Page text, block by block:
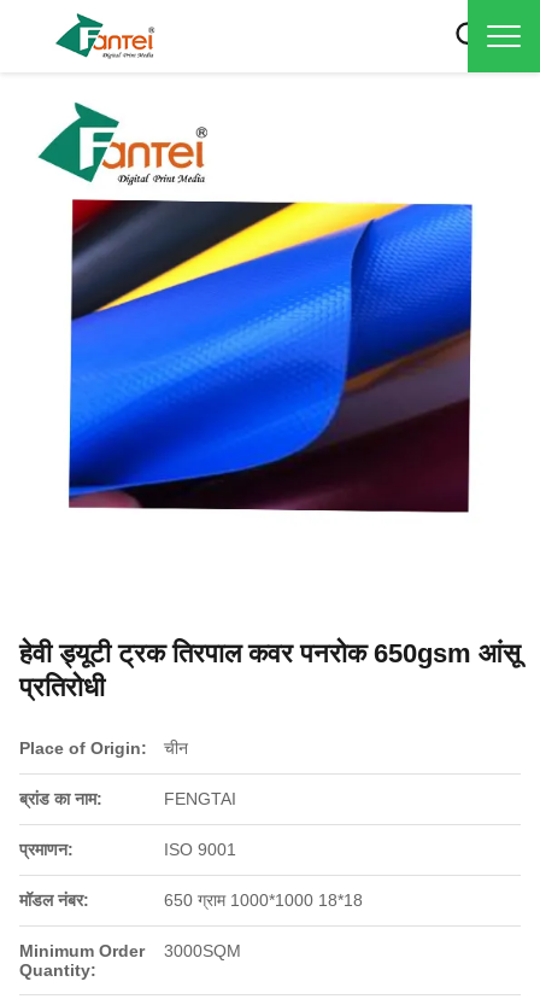
हेवी ड्यूटी ट्रक तिरपाल कवर पनरोक 650gsm आंसू
प्रतिरोधी
Place of Origin: चीन
ब्रांड का नाम: FENGTAI
प्रमाणन: ISO 9001
मॉडल नंबर: 650 ग्राम 1000*1000 18*18
Minimum Order
Quantity:
3000SQM